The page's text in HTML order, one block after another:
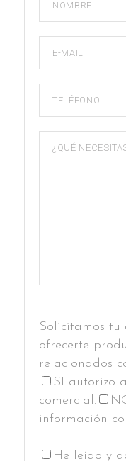
Solicitamos tu
ofrecerte
relacionados
SI autorizo
comercial.
información
He leído y